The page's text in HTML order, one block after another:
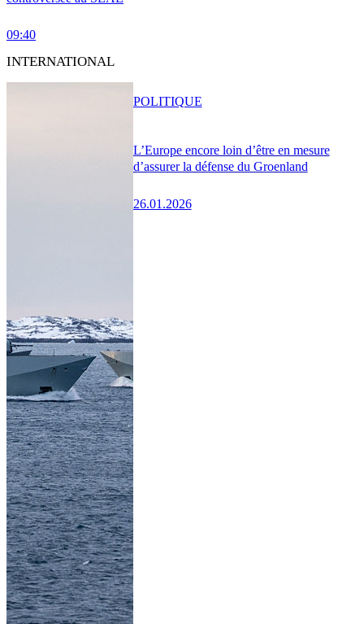
09:40
INTERNATIONAL
L’Europe encore loin d’être en mesure
d’assurer la défense du Groenland
26.01.2026
POLITIQUE